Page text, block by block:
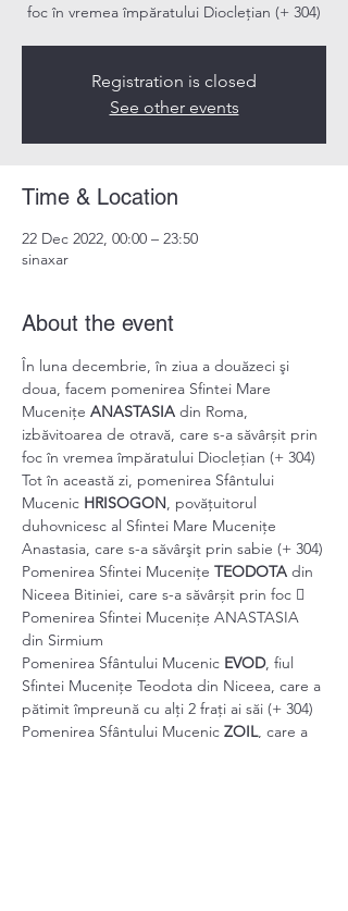
foc în vremea împăratului Diocleţian (+ 304)
Registration is closed
See other events
Time & Location
22 Dec 2022, 00:00 – 23:50
sinaxar
About the event
În luna decembrie, în ziua a douăzeci şi
doua, facem pomenirea Sfintei Mare
Mucenițe ANASTASIA din Roma,
izbăvitoarea de otravă, care s-a săvârșit prin
foc în vremea împăratului Diocleţian (+ 304)
Tot în această zi, pomenirea Sfântului
Mucenic HRISOGON, povățuitorul
duhovnicesc al Sfintei Mare Mucenițe
Anastasia, care s-a săvârşit prin sabie (+ 304)
Pomenirea Sfintei Mucenițe TEODOTA din
Niceea Bitiniei, care s-a săvârșit prin foc 
Pomenirea Sfintei Mucenițe ANASTASIA
din Sirmium
Pomenirea Sfântului Mucenic EVOD, fiul
Sfintei Mucenițe Teodota din Niceea, care a
pătimit împreună cu alţi 2 fraţi ai săi (+ 304)
Pomenirea Sfântului Mucenic ZOIL, care a